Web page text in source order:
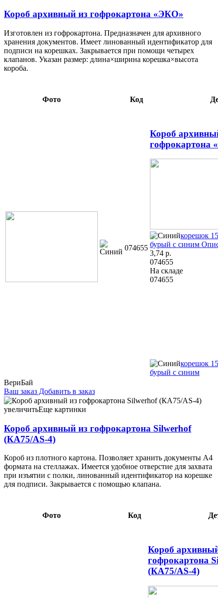
Короб архивный из гофрокартона «ЭКО»
Изготовлен из гофрокартона. Предназначен для архивного
хранения документов. Имеет линованный идентификатор для
подписи на корешках. Закрывается при помощи четырех
клапанов. Указан размер: длина×ширина корешка×высота
короба.
Фото Код
074655
Короб
гофрокартона
корешок
бурый с синим
3,74 р.
074655
На складе
074655
корешок
бурый с синим
ВериБай
Ваш заказ Добавить в заказ
Короб архивный из гофрокартона Silwerhof (КА75/AS-4)
корешок 75 мм, 320×255×75 мм, бурый 4,12 106427
увеличитьЕще картинки
Короб архивный из гофрокартона Silwerhof
(КА75/AS-4)
Короб из плотного картона. Позволяет хранить документы А4
формата на стеллажах. Имеется удобное отверстие для захвата
при изъятии с полки, линованный идентификатор на корешке
для подписи. Закрывается с помощью клапана.
Фото Код
Короб
гофрокартона
(КА75/AS-4)